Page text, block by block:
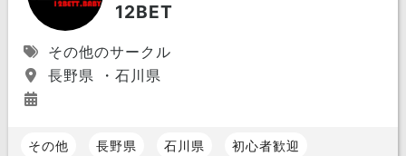
12BET
その他のサークル
長野県 ・石川県
その他 長野県 石川県 初心者歓迎